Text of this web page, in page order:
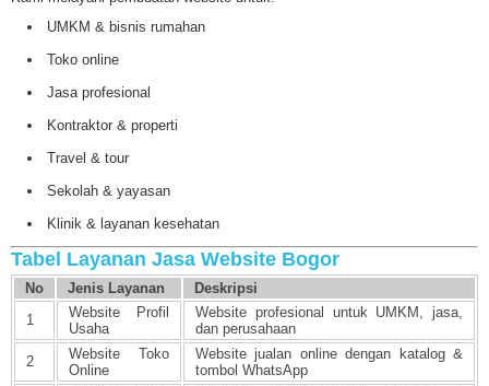
UMKM & bisnis rumahan
Toko online
Jasa profesional
Kontraktor & properti
Travel & tour
Sekolah & yayasan
Klinik & layanan kesehatan
Tabel Layanan Jasa Website Bogor
No Jenis Layanan
Deskripsi
1
Website Profil
Usaha
Website profesional untuk UMKM, jasa,
dan perusahaan
2
Website Toko
Online
Website jualan online dengan katalog &
tombol WhatsApp